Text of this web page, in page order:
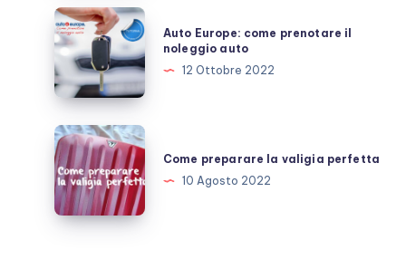
itinerari
e
mappe
Auto
Europe:
come
prenotare
noleggio
auto
Auto Europe: come prenotare il
noleggio auto
12 Ottobre 2022
Come
preparare
la
valigia
perfetta
Come preparare la valigia perfetta
10 Agosto 2022